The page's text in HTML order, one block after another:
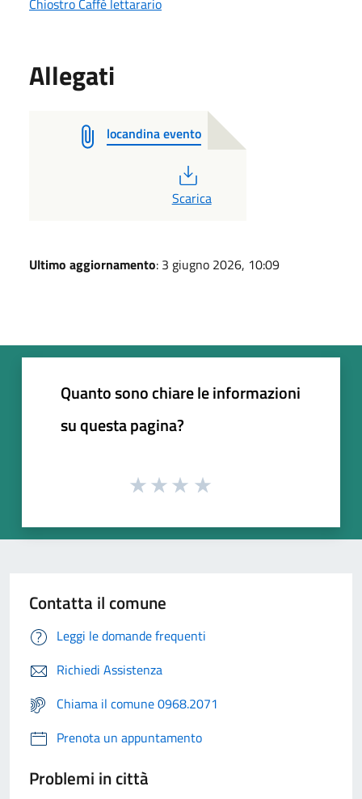
Allegati
locandina evento
Scarica
Ultimo aggiornamento: 3 giugno 2026, 10:09
Quanto sono chiare le informazioni
su questa pagina?
Contatta il comune
Leggi le domande frequenti
Richiedi Assistenza
Chiama il comune 0968.2071
Prenota un appuntamento
Problemi in città